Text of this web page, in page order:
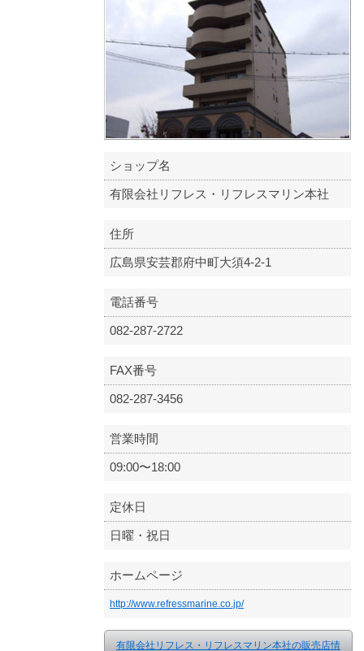
ショップ名
有限会社リフレス・リフレスマリン本社
住所
広島県安芸郡府中町大須4-2-1
電話番号
082-287-2722
FAX番号
082-287-3456
営業時間
09:00〜18:00
定休日
日曜・祝日
ホームページ
http://www.refressmarine.co.jp/
有限会社リフレス・リフレスマリン本社の販売店情